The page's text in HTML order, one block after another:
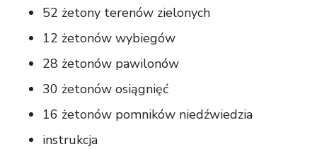
52 żetony terenów zielonych
12 żetonów wybiegów
28 żetonów pawilonów
30 żetonów osiągnięć
16 żetonów pomników niedźwiedzia
instrukcja